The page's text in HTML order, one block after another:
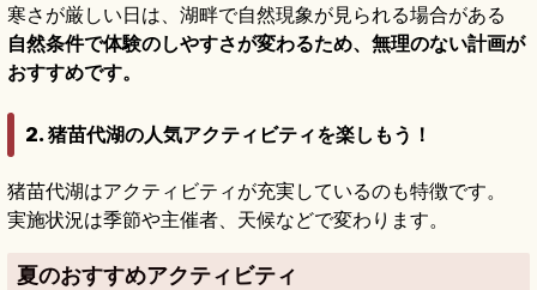
寒さが厳しい日は、湖畔で自然現象が見られる場合がある
自然条件で体験のしやすさが変わるため、無理のない計画が
おすすめです。
2. 猪苗代湖の人気アクティビティを楽しもう！
猪苗代湖はアクティビティが充実しているのも特徴です。
実施状況は季節や主催者、天候などで変わります。
夏のおすすめアクティビティ